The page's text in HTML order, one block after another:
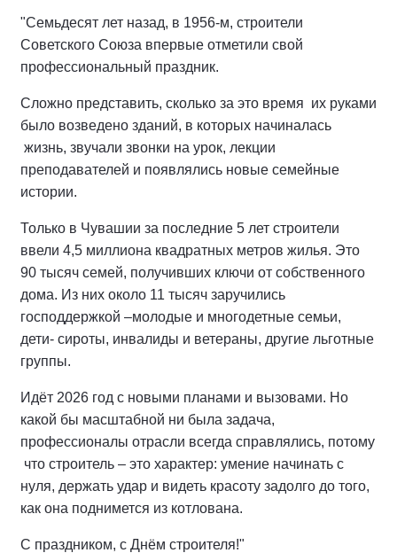
"Семьдесят лет назад, в 1956-м, строители
Советского Союза впервые отметили свой
профессиональный праздник.
Сложно представить, сколько за это время их руками
было возведено зданий, в которых начиналась
жизнь, звучали звонки на урок, лекции
преподавателей и появлялись новые семейные
истории.
Только в Чувашии за последние 5 лет строители
ввели 4,5 миллиона квадратных метров жилья. Это
90 тысяч семей, получивших ключи от собственного
дома. Из них около 11 тысяч заручились
господдержкой –молодые и многодетные семьи,
дети- сироты, инвалиды и ветераны, другие льготные
группы.
Идёт 2026 год с новыми планами и вызовами. Но
какой бы масштабной ни была задача,
профессионалы отрасли всегда справлялись, потому
что строитель – это характер: умение начинать с
нуля, держать удар и видеть красоту задолго до того,
как она поднимется из котлована.
С праздником, с Днём строителя!"